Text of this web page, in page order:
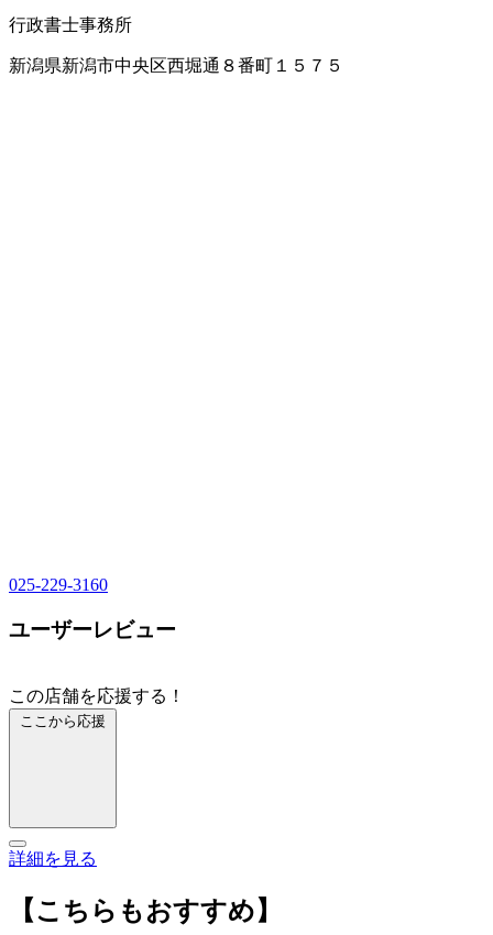
行政書士事務所
新潟県新潟市中央区西堀通８番町１５７５
025-229-3160
ユーザーレビュー
この店舗を応援する！
ここから応援
詳細を見る
【こちらもおすすめ】